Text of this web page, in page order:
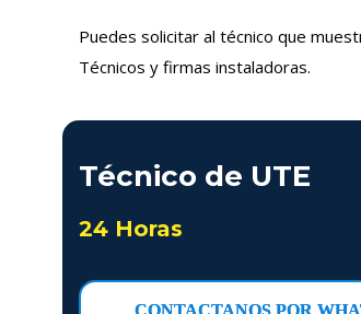
Puedes solicitar al técnico que
Técnicos y firmas instaladoras.
Técnico de UTE
24 Horas
CONTACTANOS POR